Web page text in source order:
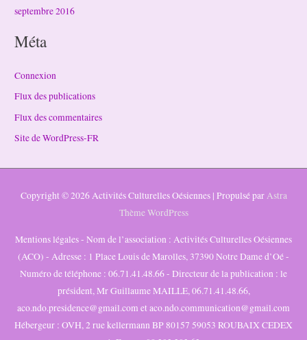
septembre 2016
Méta
Connexion
Flux des publications
Flux des commentaires
Site de WordPress-FR
Copyright © 2026Activités Culturelles Oésiennes | Propulsé parAstra
Thème WordPress
Mentions légales - Nom de l’association : Activités Culturelles Oésiennes
(ACO) - Adresse : 1 Place Louis de Marolles, 37390 Notre Dame d’Oé -
Numéro de téléphone : 06.71.41.48.66 - Directeur de la publication : le
président, Mr Guillaume MAILLE, 06.71.41.48.66,
aco.ndo.presidence@gmail.com et aco.ndo.communication@gmail.com
Hébergeur : OVH, 2 rue kellermann BP 80157 59053 ROUBAIX CEDEX